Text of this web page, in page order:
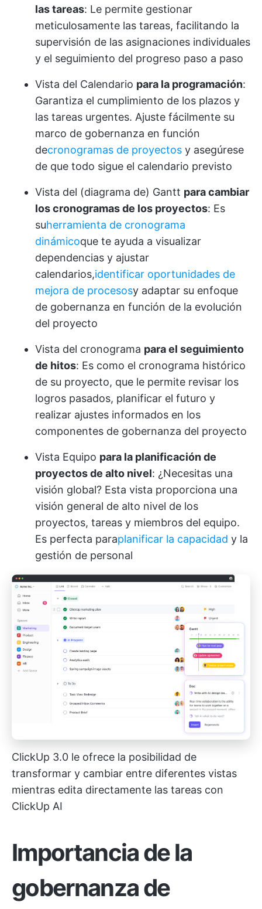
las tareas: Le permite gestionar
meticulosamente las tareas, facilitando la
supervisión de las asignaciones individuales
y el seguimiento del progreso paso a paso
Vista del Calendario para la programación:
Garantiza el cumplimiento de los plazos y
las tareas urgentes. Ajuste fácilmente su
marco de gobernanza en función
decronogramas de proyectos y asegúrese
de que todo sigue el calendario previsto
Vista del (diagrama de) Gantt para cambiar
los cronogramas de los proyectos: Es
suherramienta de cronograma
dinámicoque te ayuda a visualizar
dependencias y ajustar
calendarios,identificar oportunidades de
mejora de procesosy adaptar su enfoque
de gobernanza en función de la evolución
del proyecto
Vista del cronograma para el seguimiento
de hitos: Es como el cronograma histórico
de su proyecto, que le permite revisar los
logros pasados, planificar el futuro y
realizar ajustes informados en los
componentes de gobernanza del proyecto
Vista Equipo para la planificación de
proyectos de alto nivel: ¿Necesitas una
visión global? Esta vista proporciona una
visión general de alto nivel de los
proyectos, tareas y miembros del equipo.
Es perfecta paraplanificar la capacidad y la
gestión de personal
ClickUp 3.0 le ofrece la posibilidad de
transformar y cambiar entre diferentes vistas
mientras edita directamente las tareas con
ClickUp AI
Importancia de la
gobernanza de